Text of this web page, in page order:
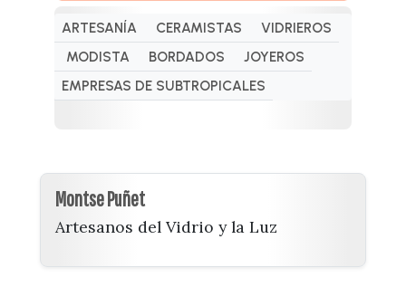
ARTESANÍA CERAMISTAS
VIDRIEROS
MODISTA
BORDADOS
JOYEROS
EMPRESAS DE SUBTROPICALES
Montse Puñet
Artesanos del Vidrio y la Luz